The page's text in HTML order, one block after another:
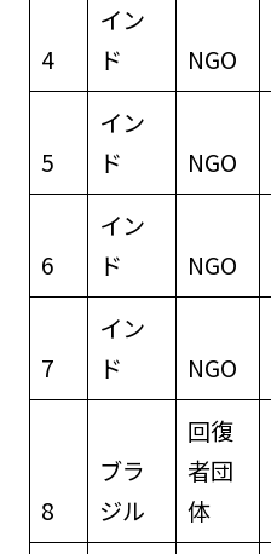
4
イン
ド
NGO
5
イン
ド
NGO
6
イン
ド
NGO
7
イン
ド
NGO
8
ブラ
ジル
回復
者団
体